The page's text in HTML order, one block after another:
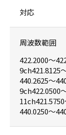
対応
周波数範囲
422.2000〜
9ch421.8125
440.2625〜
9ch422.0500
440.0250〜